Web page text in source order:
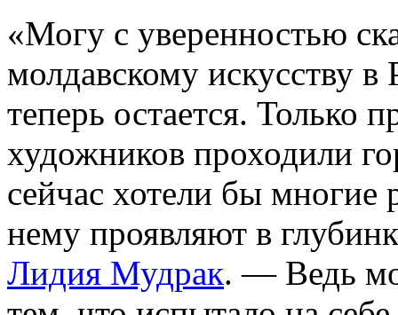
«Могу с уверенностью
молдавскому искусству
теперь остается. Только
художников проходили
сейчас хотели бы многие
нему проявляют в
Лидия Мудрак. — Ведь